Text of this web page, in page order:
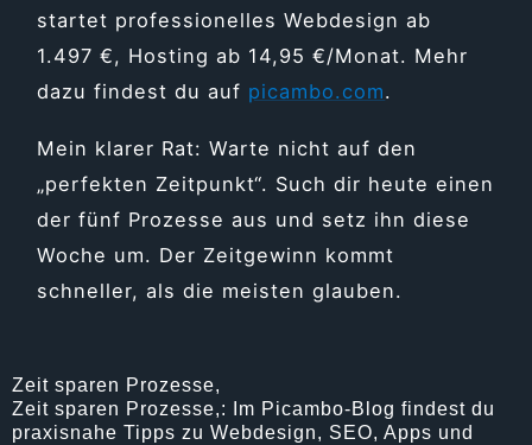
startet professionelles Webdesign ab
1.497 €, Hosting ab 14,95 €/Monat. Mehr
dazu findest du auf picambo.com.
Mein klarer Rat: Warte nicht auf den
„perfekten Zeitpunkt“. Such dir heute einen
der fünf Prozesse aus und setz ihn diese
Woche um. Der Zeitgewinn kommt
schneller, als die meisten glauben.
Zeit sparen Prozesse,
Zeit sparen Prozesse,: Im Picambo-Blog findest du
praxisnahe Tipps zu Webdesign, SEO, Apps und